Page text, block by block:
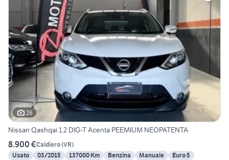
26
Nissan Qashqai 1.2 DIG-T Acenta PEEMIUM NEOPATENTA
8.900 €Caldiero(VR)
Usato
03/2015 137000 Km Benzina Manuale
Euro 5